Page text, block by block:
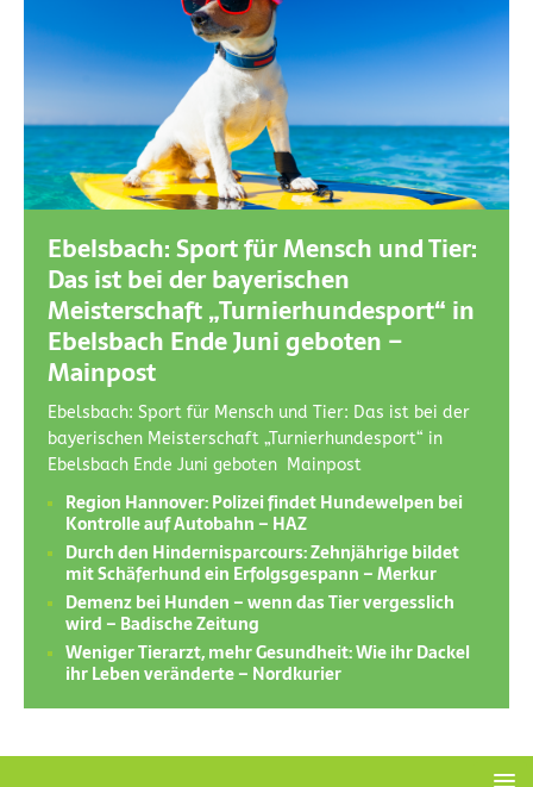
Ebelsbach: Sport für Mensch und Tier:
Das ist bei der bayerischen
Meisterschaft „Turnierhundesport“ in
Ebelsbach Ende Juni geboten –
Mainpost
Ebelsbach: Sport für Mensch und Tier: Das ist bei der
bayerischen Meisterschaft „Turnierhundesport“ in
Ebelsbach Ende Juni geboten Mainpost
Region Hannover: Polizei findet Hundewelpen bei
Kontrolle auf Autobahn – HAZ
Durch den Hindernisparcours: Zehnjährige bildet
mit Schäferhund ein Erfolgsgespann – Merkur
Demenz bei Hunden – wenn das Tier vergesslich
wird – Badische Zeitung
Weniger Tierarzt, mehr Gesundheit: Wie ihr Dackel
ihr Leben veränderte – Nordkurier